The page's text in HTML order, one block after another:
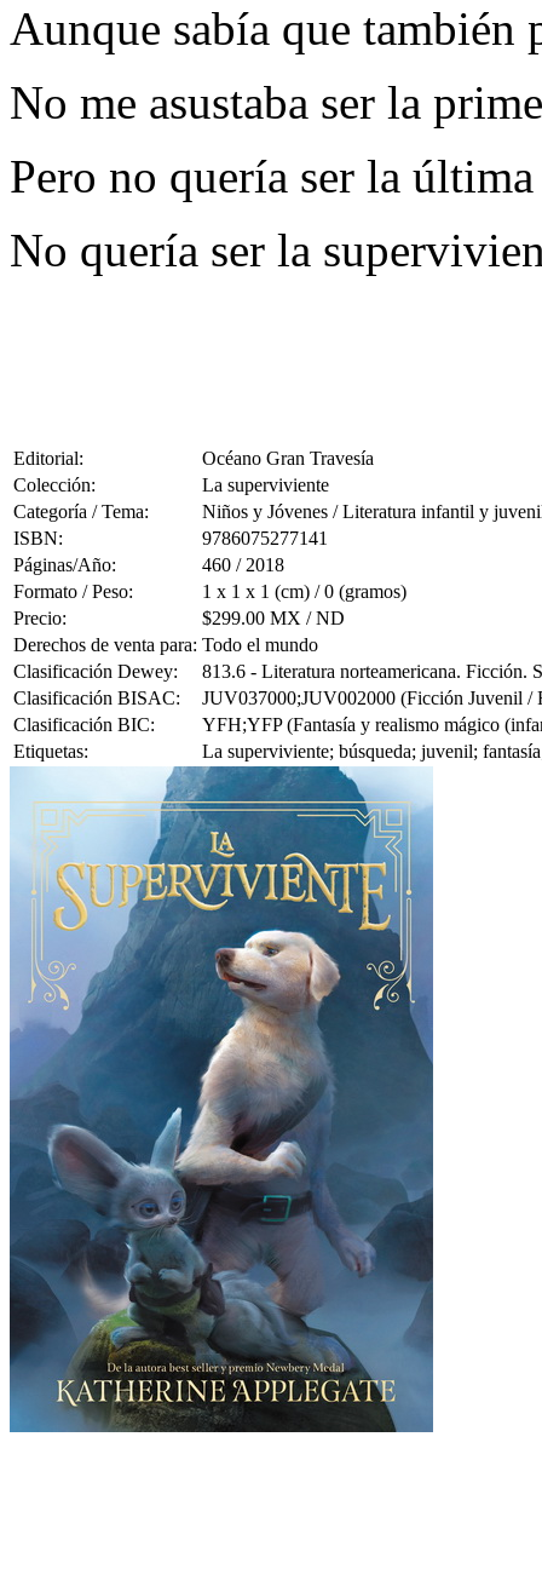
Aunque sabía que también
No me asustaba ser la
Pero no quería ser la
No quería ser la
Editorial:
Océano Gran Travesía
Colección:
La superviviente
Categoría / Tema:
Niños y Jóvenes / Literatura infantil y
ISBN:
9786075277141
Páginas/Año:
460 / 2018
Formato / Peso:
1 x 1 x 1 (cm) / 0 (gramos)
Precio:
$299.00 MX / ND
Derechos de venta para: Todo el mundo
Clasificación Dewey:
813.6 - Literatura norteamericana. Ficción.
Clasificación BISAC:
JUV037000;JUV002000 (Ficción Juvenil /
Clasificación BIC:
YFH;YFP (Fantasía y realismo mágico
Etiquetas:
La superviviente; búsqueda; juvenil;